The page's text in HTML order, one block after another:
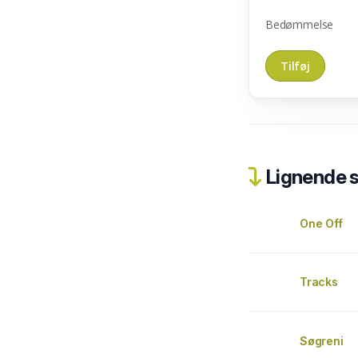
Bedømmelse
Lignende
One Off
Tracks
Søgreni